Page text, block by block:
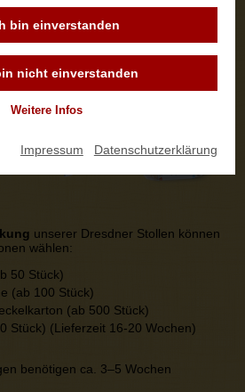
bin einverstanden
nicht einverstanden
Weitere Infos
Impressum Datenschutzerklärung
unserer Dresdner Stollen können
wählen:
50 Stück)
(ab 100 Stück)
(ab 500 Stück)
Stück) (Lieferzeit 16-20 Wochen)
benötigen ca. 3–5 Wochen